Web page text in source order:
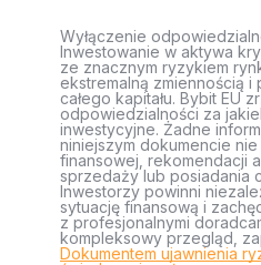
Wyłączenie
Inwestowanie w aktywa
ze znacznym ryzykiem
ekstremalną zmiennością i
całego kapitału. Bybit EU
odpowiedzialności za
inwestycyjne. Żadne
niniejszym dokumencie
finansowej, rekomendacji
sprzedaży lub posiadania
Inwestorzy powinni
sytuację finansową i
z profesjonalnymi
kompleksowy przegląd,
Dokumentem ujawnienia